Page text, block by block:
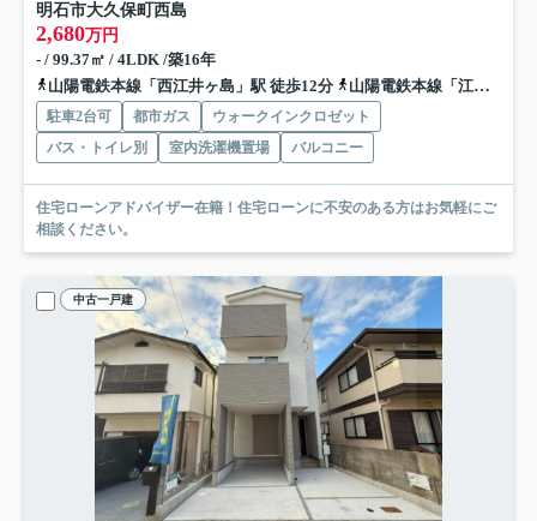
明石市大久保町西島
2,680万円
- / 99.37㎡ / 4LDK /築16年
山陽電鉄本線「西江井ヶ島」駅 徒歩12分
山陽電鉄本線「江井ヶ島」駅 徒歩15分
駐車2台可 都市ガス
ウォークインクロゼット
バス・トイレ別
室内洗濯機置場 バルコニー
住宅ローンアドバイザー在籍！住宅ローンに不安のある方はお気軽にご
相談ください。
中古一戸建